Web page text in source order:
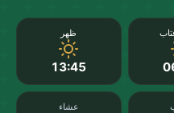
ظهر
13:45
عشاء